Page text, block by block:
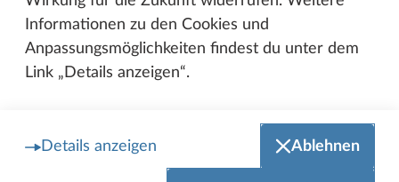
Informationen zu den Cookies und
Anpassungsmöglichkeiten findest du unter dem
Link „Details anzeigen“.
Details anzeigen Ablehnen
Erfolgt die Vermischung in der Weise, dass die
Sache des Lieferanten als Hauptsache anzusehen
ist, so gilt als vereinbart, dass der Lieferant uns
anteilmäßig Miteigentum überträgt; der Lieferant
8.4 Stellt der Lieferant zur Durchführung des